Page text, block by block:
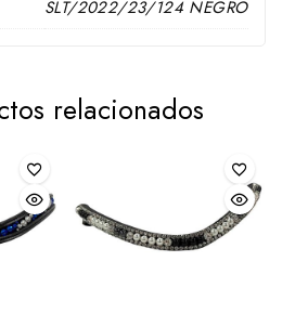
SLT/2022/23/124 NEGRO
relacionados